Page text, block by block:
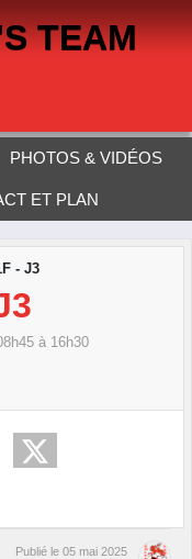
TEAM
PHOTOS & VIDÉOS
ET PLAN
- J3
à 16h30
Publié le 05 mai 2025